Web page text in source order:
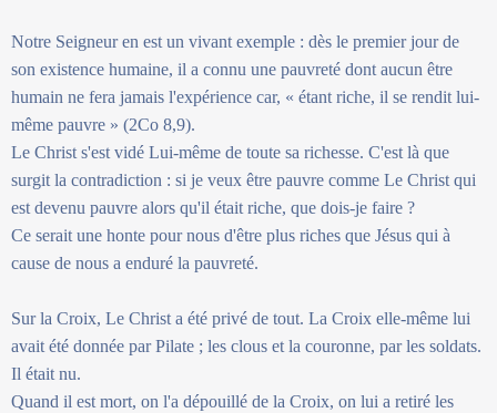
Notre Seigneur en est un vivant exemple : dès le premier jour de
son existence humaine, il a connu une pauvreté dont aucun être
humain ne fera jamais l'expérience car, « étant riche, il se rendit lui-
même pauvre » (2Co 8,9).
Le Christ s'est vidé Lui-même de toute sa richesse. C'est là que
surgit la contradiction : si je veux être pauvre comme Le Christ qui
est devenu pauvre alors qu'il était riche, que dois-je faire ?
Ce serait une honte pour nous d'être plus riches que Jésus qui à
cause de nous a enduré la pauvreté.
Sur la Croix, Le Christ a été privé de tout. La Croix elle-même lui
avait été donnée par Pilate ; les clous et la couronne, par les soldats.
Il était nu.
Quand il est mort, on l'a dépouillé de la Croix, on lui a retiré les